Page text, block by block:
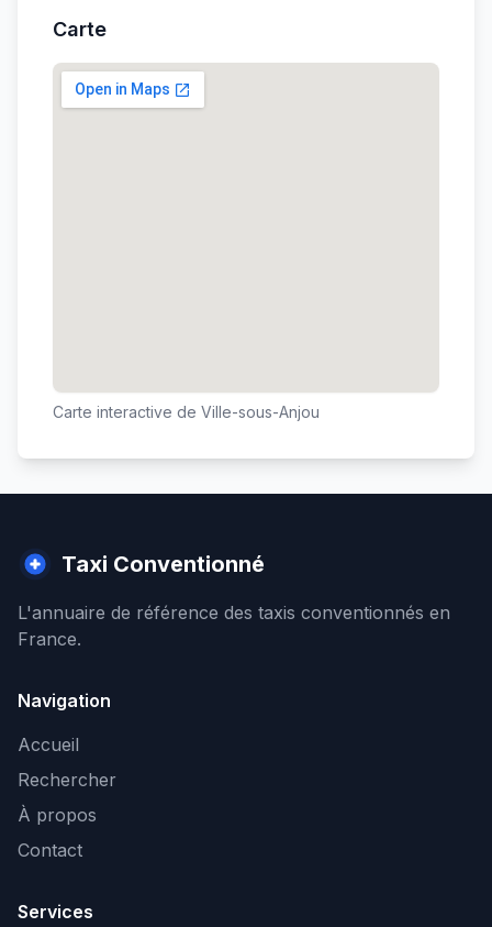
Carte
Carte interactive de Ville-sous-Anjou
Taxi Conventionné
L'annuaire de référence des taxis conventionnés en
France.
Navigation
Accueil
Rechercher
À propos
Contact
Services